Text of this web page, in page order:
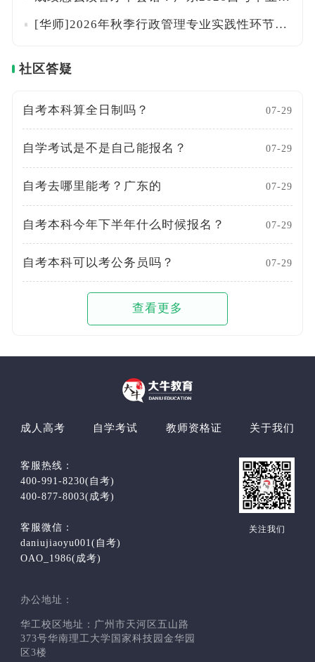
[华师]2026年秋季行政管理专业实践性环节考核及毕业论文考试通知
社区答疑
自考本科算全日制吗？ 07-29
自学考试是不是自己能报名？ 07-29
自考去哪里能考？广东的 07-29
自考本科今年下半年什么时候报名？ 07-29
自考本科可以考公务员吗？ 07-29
查看更多
成人高考 自学考试 教师资格证 关于我们
客服热线：
400-991-8230(自考)
400-877-8003(成考)
客服微信：
daniujiaoyu001(自考)
OAO_1986(成考)
办公地址：
华工校区地址：广州市天河区五山路
373号华南理工大学国家科技园金华园
区3楼
关注我们